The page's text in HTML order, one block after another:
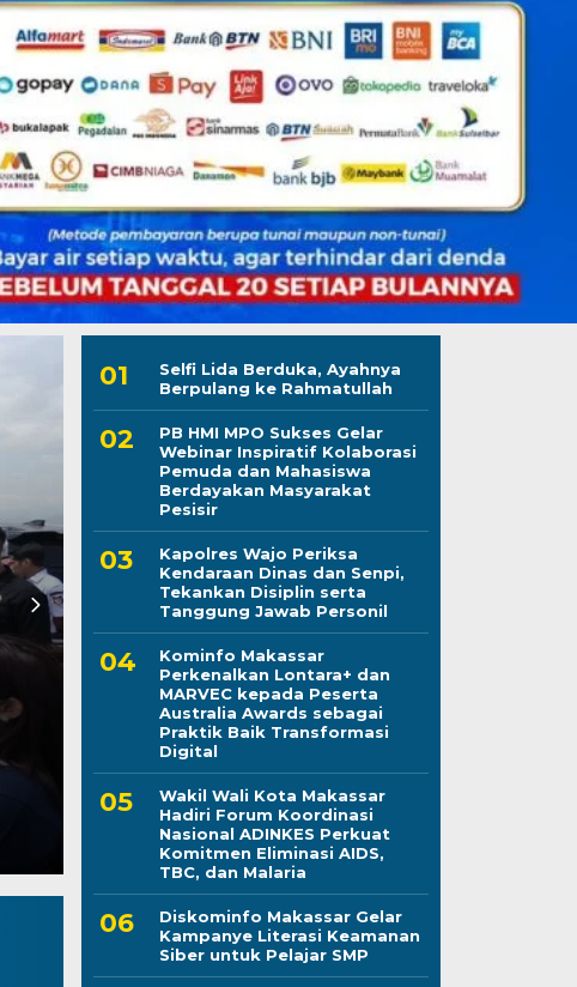
Empat Tahun
Pilah Sampah, Kini
Rujukan
Rabu, 5 Agu 2026 - 14:36 WIB
LINTASCELEBES.COM MAKASSAR — Ketika
kebijakan pemilahan sampah dari sumbernya pada
Selfi Lida Berduka, Ayahnya
Berpulang ke Rahmatullah
PB HMI MPO Sukses Gelar
Webinar Inspiratif Kolaborasi
Pemuda dan Mahasiswa
Berdayakan Masyarakat
Pesisir
Kapolres Wajo Periksa
Kendaraan Dinas dan Senpi,
Tekankan Disiplin serta
Tanggung Jawab Personil
Kominfo Makassar
Perkenalkan Lontara+ dan
MARVEC kepada Peserta
Australia Awards sebagai
Praktik Baik Transformasi
Digital
Wakil Wali Kota Makassar
Hadiri Forum Koordinasi
Nasional ADINKES Perkuat
Komitmen Eliminasi AIDS,
TBC, dan Malaria
Diskominfo Makassar Gelar
Kampanye Literasi Keamanan
Siber untuk Pelajar SMP